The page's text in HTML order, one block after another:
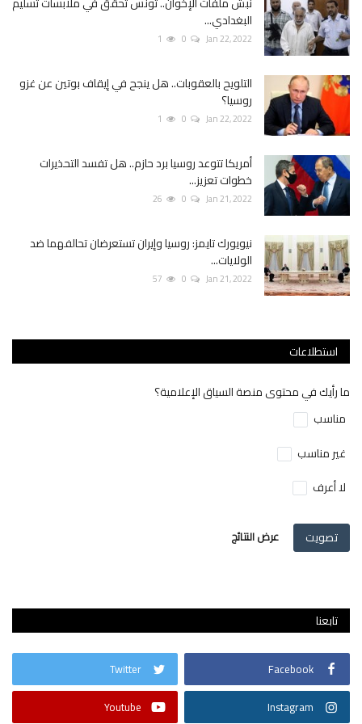
البغدادي...
Jan 22, 2022
0
1
التلويح بالعقوبات.. هل ينجح في إيقاف بوتين عن غزو
روسيا؟
Jan 22, 2022
0
1
أمريكا تتوعد روسيا برد حازم.. هل تفسد التحذيرات
خطوات تعزيز...
Jan 21, 2022
0
26
نيويورك تايمز: روسيا وإيران تستعرضان تحالفهما ضد
الولايات...
Jan 21, 2022
0
57
استطلاعات
ما رأيك في محتوى منصة السياق الإعلامية؟
مناسب
غير مناسب
لا أعرف
تصويت عرض النتائج
تابعنا
Facebook
Twitter
Instagram
Youtube